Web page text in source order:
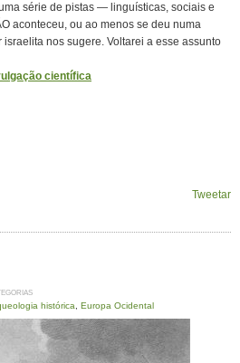
série de pistas — linguísticas, sociais e
aconteceu, ou ao menos se deu numa
nos sugere. Voltarei a esse assunto
científica
Tweetar
histórica Europa Ocidental